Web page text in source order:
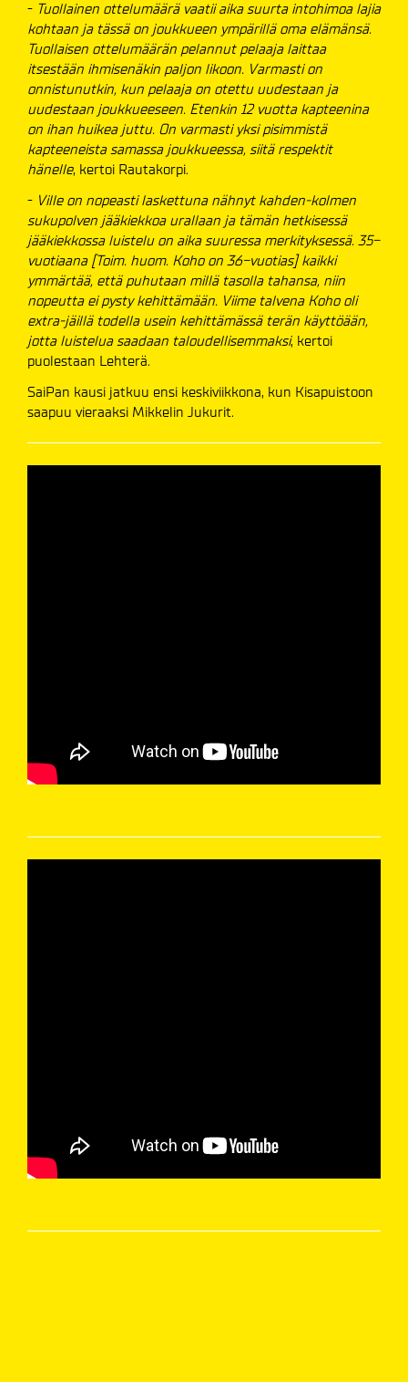
- Tuollainen ottelumäärä vaatii aika suurta intohimoa lajia
kohtaan ja tässä on joukkueen ympärillä oma elämänsä.
Tuollaisen ottelumäärän pelannut pelaaja laittaa
itsestään ihmisenäkin paljon likoon. Varmasti on
onnistunutkin, kun pelaaja on otettu uudestaan ja
uudestaan joukkueeseen. Etenkin 12 vuotta kapteenina
on ihan huikea juttu. On varmasti yksi pisimmistä
kapteeneista samassa joukkueessa, siitä respektit
hänelle, kertoi Rautakorpi.
- Ville on nopeasti laskettuna nähnyt kahden-kolmen
sukupolven jääkiekkoa urallaan ja tämän hetkisessä
jääkiekkossa luistelu on aika suuressa merkityksessä. 35-
vuotiaana [Toim. huom. Koho on 36-vuotias] kaikki
ymmärtää, että puhutaan millä tasolla tahansa, niin
nopeutta ei pysty kehittämään. Viime talvena Koho oli
extra-jäillä todella usein kehittämässä terän käyttöään,
jotta luistelua saadaan taloudellisemmaksi, kertoi
puolestaan Lehterä.
SaiPan kausi jatkuu ensi keskiviikkona, kun Kisapuistoon
saapuu vieraaksi Mikkelin Jukurit.